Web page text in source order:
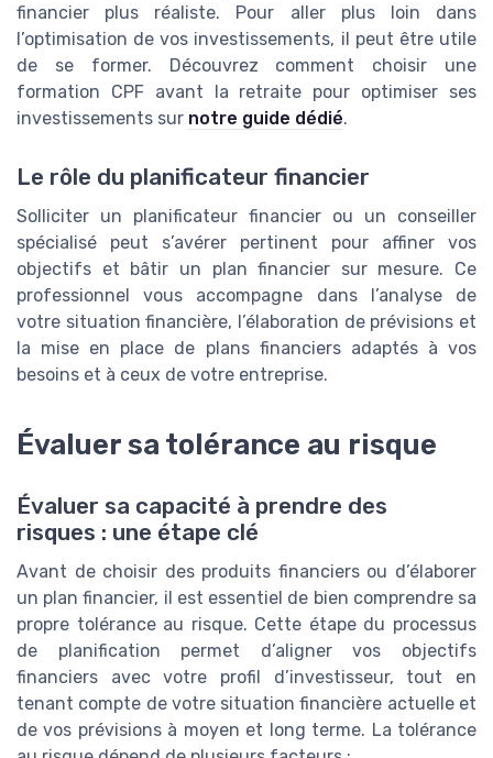
financier plus réaliste. Pour aller plus loin dans
l’optimisation de vos investissements, il peut être utile
de se former. Découvrez comment choisir une
formation CPF avant la retraite pour optimiser ses
investissements sur notre guide dédié.
Le rôle du planificateur financier
Solliciter un planificateur financier ou un conseiller
spécialisé peut s’avérer pertinent pour affiner vos
objectifs et bâtir un plan financier sur mesure. Ce
professionnel vous accompagne dans l’analyse de
votre situation financière, l’élaboration de prévisions et
la mise en place de plans financiers adaptés à vos
besoins et à ceux de votre entreprise.
Évaluer sa tolérance au risque
Évaluer sa capacité à prendre des
risques : une étape clé
Avant de choisir des produits financiers ou d’élaborer
un plan financier, il est essentiel de bien comprendre sa
propre tolérance au risque. Cette étape du processus
de planification permet d’aligner vos objectifs
financiers avec votre profil d’investisseur, tout en
tenant compte de votre situation financière actuelle et
de vos prévisions à moyen et long terme. La tolérance